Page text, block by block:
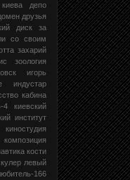
депо
друзья
диск
за
со своим
захарий
зоология
игорь
индустар
кабина
4
киевский
институт
киностудия
композиция
кости
кулер левый
166